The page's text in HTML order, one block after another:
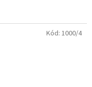
Kód: 1000/4